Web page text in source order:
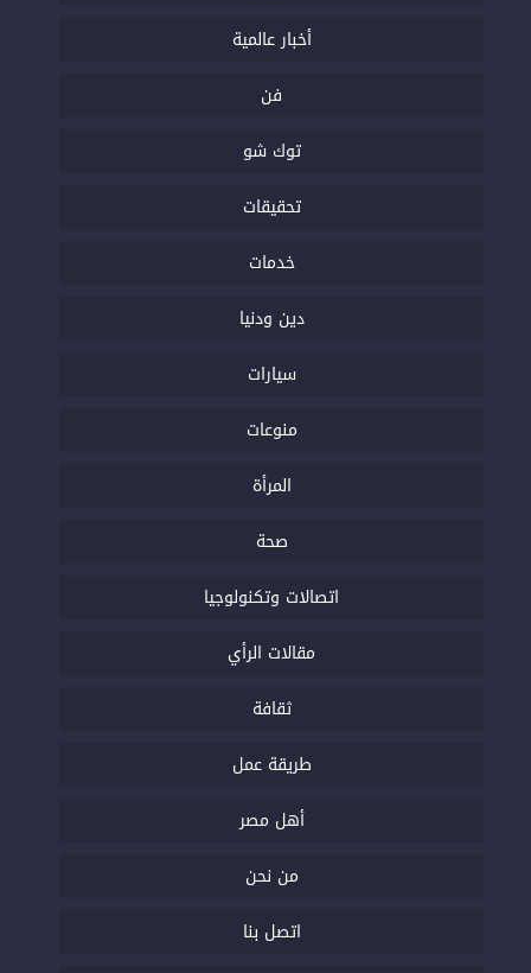
أخبار عالمية
فن
توك شو
تحقيقات
خدمات
دين ودنيا
سيارات
منوعات
المرأة
صحة
اتصالات وتكنولوجيا
مقالات الرأي
ثقافة
طريقة عمل
أهل مصر
من نحن
اتصل بنا